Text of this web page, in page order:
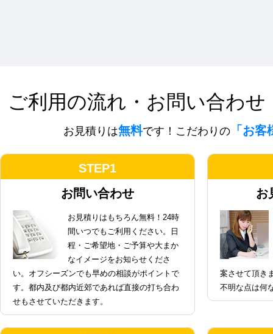
ご利用の流れ・お問い合わせ
お見積りは無料です！こだわりの 「お
STEP1
お問い合わせ
お見積りはもちろん無料！24時
間いつでもご利用ください。日
程・ご希望地・ご予算や大まか
なイメージをお知らせくださ
い。オフシーズンでも早めの相談がポイントで
す。都内及び都内近郊であれば直接の打ち合わ
せもさせていただきます。
お
案させて頂き
不明な点は何